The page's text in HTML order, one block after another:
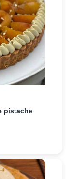
pistache